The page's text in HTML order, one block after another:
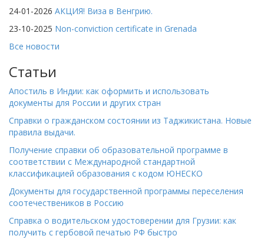
24-01-2026 АКЦИЯ! Виза в Венгрию.
23-10-2025 Non-conviction certificate in Grenada
Все новости
Статьи
Апостиль в Индии: как оформить и использовать
документы для России и других стран
Справки о гражданском состоянии из Таджикистана. Новые
правила выдачи.
Получение справки об образовательной программе в
соответствии с Международной стандартной
классификацией образования с кодом ЮНЕСКО
Документы для государственной программы переселения
соотечествеников в Россию
Справка о водительском удостоверении для Грузии: как
получить с гербовой печатью РФ быстро